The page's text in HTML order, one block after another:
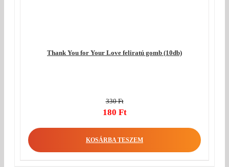
Thank You for Your Love feliratú gomb (10db)
330Ft
Original
was:
180 Ft
price
KOSÁRBA TESZEM